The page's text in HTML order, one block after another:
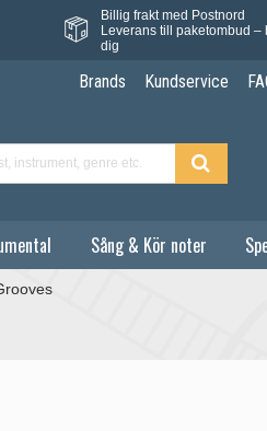
Billig frakt med Postnord
Leverans till paketombud –
dig
Brands Kundservice
Sång & Kör noter